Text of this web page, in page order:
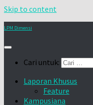
Skip to content
LPM Dimensi
Cari untuk:
Laporan Khusus
Feature
Kampusiana